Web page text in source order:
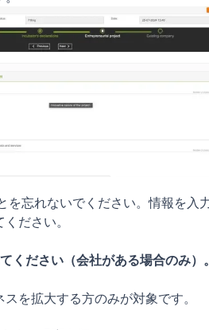
を忘れないでください。情報を入
ださい。
ください（会社がある場合のみ）
を拡大する方のみが対象です。